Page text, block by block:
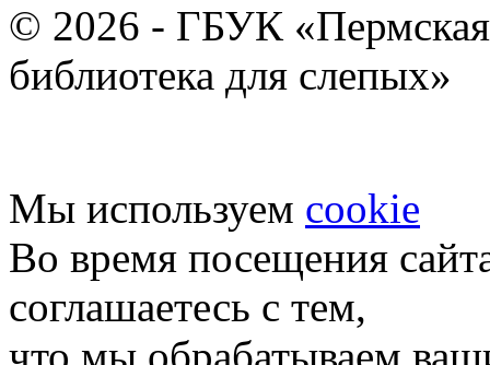
© 2026 - ГБУК «Пермская
библиотека для слепых»
Мы используем cookie
Во время посещения
соглашаетесь с тем,
что мы обрабатываем